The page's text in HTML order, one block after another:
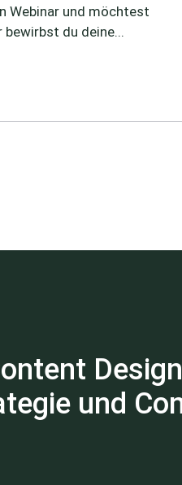
Webinar und möchtest
bewirbst du deine...
und